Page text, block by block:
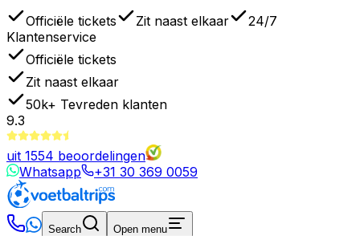
Officiële tickets Zit naast elkaar
24/7
Klantenservice
Officiële tickets
Zit naast elkaar
50k+ Tevreden klanten
9.3
uit 1554 beoordelingen
Whatsapp
+31 30 369 0059
Search Open menu